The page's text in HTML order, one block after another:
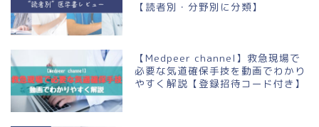
【読者別・分野別に分類】
【Medpeer channel】救急現場で
必要な気道確保手技を動画でわかり
やすく解説【登録招待コード付き】